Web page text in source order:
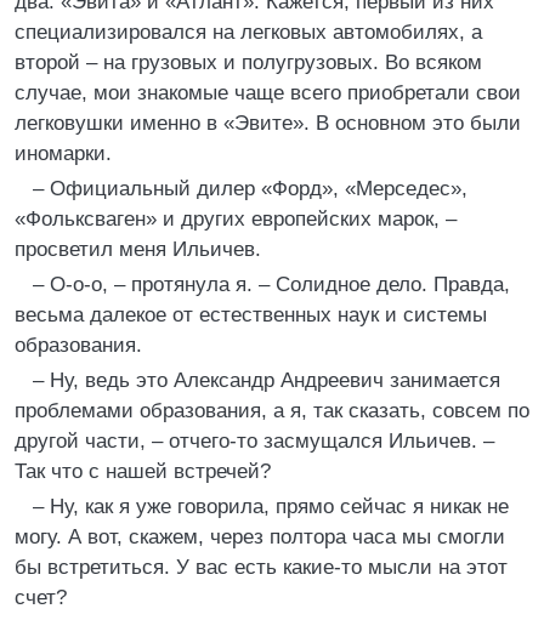
специализировался на легковых автомобилях, а
второй – на грузовых и полугрузовых. Во всяком
случае, мои знакомые чаще всего приобретали свои
легковушки именно в «Эвите». В основном это были
иномарки.
– Официальный дилер «Форд», «Мерседес»,
«Фольксваген» и других европейских марок, –
просветил меня Ильичев.
– О-о-о, – протянула я. – Солидное дело. Правда,
весьма далекое от естественных наук и системы
образования.
– Ну, ведь это Александр Андреевич занимается
проблемами образования, а я, так сказать, совсем по
другой части, – отчего-то засмущался Ильичев. –
Так что с нашей встречей?
– Ну, как я уже говорила, прямо сейчас я никак не
могу. А вот, скажем, через полтора часа мы смогли
бы встретиться. У вас есть какие-то мысли на этот
счет?